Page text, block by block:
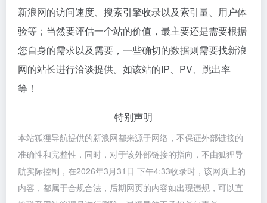
新浪网的访问速度、搜索引擎收录以及索引量、用户体
验等；当然要评估一个站的价值，最主要还是需要根据
您自身的需求以及需要，一些确切的数据则需要找新浪
网的站长进行洽谈提供。如该站的IP、PV、跳出率
等！
特别声明
本站狐狸导航提供的新浪网都来源于网络，不保证外部链接的
准确性和完整性，同时，对于该外部链接的指向，不由狐狸导
航实际控制，在2026年3月31日 下午4:33收录时，该网页上的
内容，都属于合规合法，后期网页的内容如出现违规，可以直